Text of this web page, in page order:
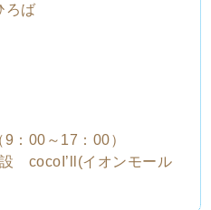
ろば
：00～17：00）
cocoI’ll(イオンモール